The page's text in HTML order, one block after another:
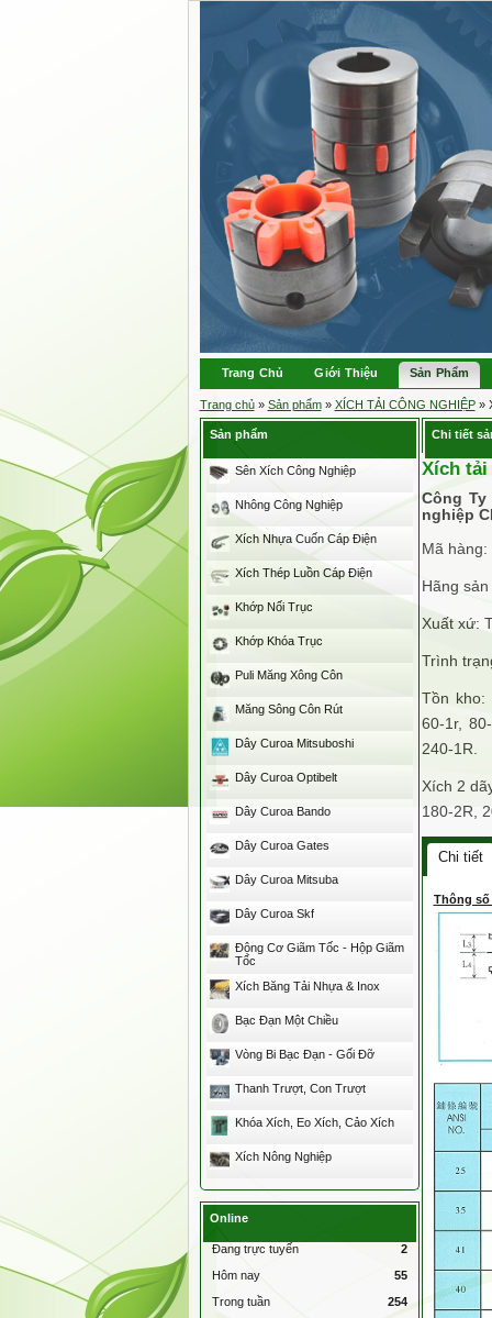
Trang Chủ Giới Thiệu Sản Phẩm
Trang chủ» Sản phẩm» XÍCH TẢI CÔNG NGHIỆP»
Chi tiết
Xích tải
Công Ty
nghiệp
Mã hàng:
Hãng
Xuất xứ:
Trình
Tồn kho:
60-1r,
240-1R.
Xích 2
180-2R,
Chi tiết
Thông số
Sản phẩm
Sên Xích Công Nghiệp
Nhông Công Nghiệp
Xích Nhựa Cuốn Cáp Điện
Xích Thép Luồn Cáp Điện
Khớp Nối Trục
Khớp Khóa Trục
Puli Măng Xông Côn
Măng Sông Côn Rút
Dây Curoa Mitsuboshi
Dây Curoa Optibelt
Dây Curoa Bando
Dây Curoa Gates
Dây Curoa Mitsuba
Dây Curoa Skf
Động Cơ Giãm Tốc - Hộp Giãm
Tốc
Xích Băng Tải Nhựa & Inox
Bạc Đạn Một Chiều
Vòng Bi Bạc Đạn - Gối Đỡ
Thanh Trượt, Con Trượt
Khóa Xích, Eo Xích, Cảo Xích
Xích Nông Nghiệp
Online
Đang trực tuyến
2
Hôm nay
55
Trong tuần
254